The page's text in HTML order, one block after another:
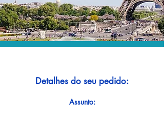
Detalhes do seu pedido:
Assunto: